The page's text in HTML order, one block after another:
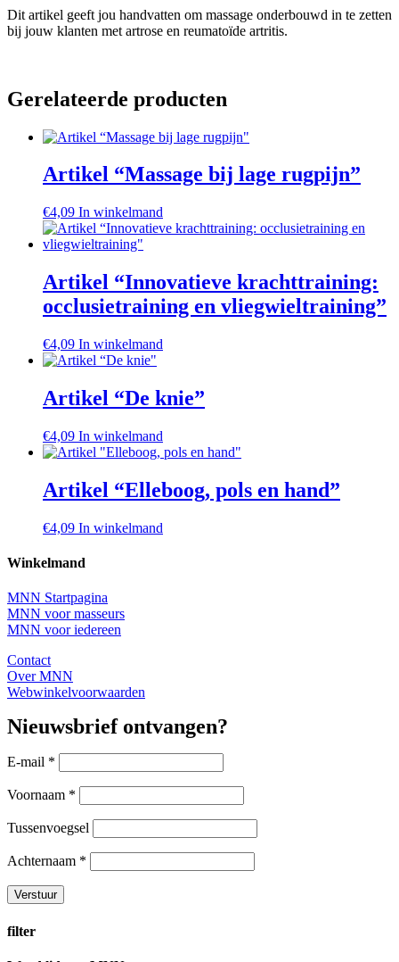
Dit artikel geeft jou handvatten om massage onderbouwd in te zetten
bij jouw klanten met artrose en reumatoïde artritis.
Gerelateerde producten
Artikel “Massage bij lage rugpijn”
€4,09 In winkelmand
Artikel “Innovatieve krachttraining:
occlusietraining en vliegwieltraining”
€4,09 In winkelmand
Artikel “De knie”
€4,09 In winkelmand
Artikel “Elleboog, pols en hand”
€4,09 In winkelmand
Winkelmand
MNN Startpagina
MNN voor masseurs
MNN voor iedereen
Contact
Over MNN
Webwinkelvoorwaarden
Nieuwsbrief ontvangen?
E-mail *
Voornaam *
Tussenvoegsel
Achternaam *
filter